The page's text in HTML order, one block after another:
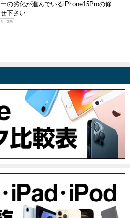
の劣化が進んでいるiPhone15Proの修
下さい
リー交換